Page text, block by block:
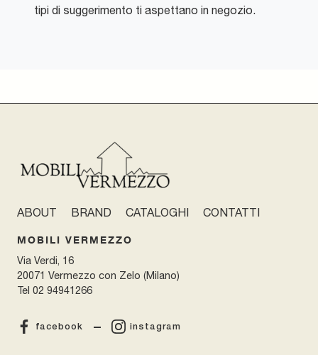
tipi di suggerimento ti aspettano in negozio.
ABOUT BRAND CATALOGHI CONTATTI
MOBILI VERMEZZO
Via Verdi, 16
20071 Vermezzo con Zelo (Milano)
Tel 02 94941266
facebook instagram